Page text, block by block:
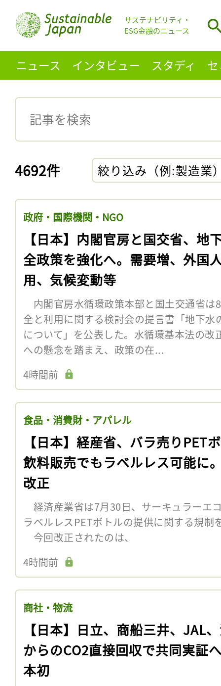
サステナビリティ・
ESG金融のニュース
ニュース インタビュー スタディ
4692件 絞り込み（例:製造業
政府・国際機関・NGO
【日本】内閣官房と国交省、地
全政策を強化へ。需要増、外国
用、気候変動等
内閣官房水循環政策本部と国土交通省は
全と利用に関する検討会の提言書「地下
について」を公表した。水循環基本法の改
への懸念を踏まえ、政策の在...
4時間前
食品・消費財・アパレル
【日本】経産省、バラ売りPET
飲料販売でもラベルレス可能に
改正
経済産業省は7月30日、サーキュラーエ
ラベルレスPETボトルの提供に関する規制
今回改正されたのは、
4時間前
商社・物流
【日本】日立、商船三井、JAL
からのCO2直接回収で共同実証
本初